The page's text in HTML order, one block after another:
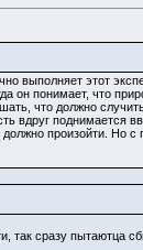
выполняет этот
он понимает, что
что должно
вдруг поднимается
должно произойти.
сразу пытаютца